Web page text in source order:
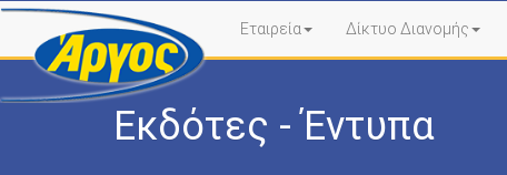
Εταιρεία Δίκτυο Διανομής
Εκδότες - Έντυπα